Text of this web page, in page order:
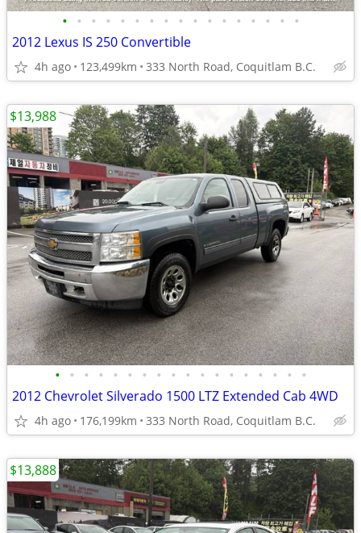
• • • • • • • • • • • • • • • • •
2012 Lexus IS 250 Convertible
4h ago 123,499km 333 North Road, Coquitlam B.C.
• • • • • • • • • • • • • • • • • •
2012 Chevrolet Silverado 1500 LTZ Extended Cab 4WD
4h ago 176,199km 333 North Road, Coquitlam B.C.
$13,988
$13,888